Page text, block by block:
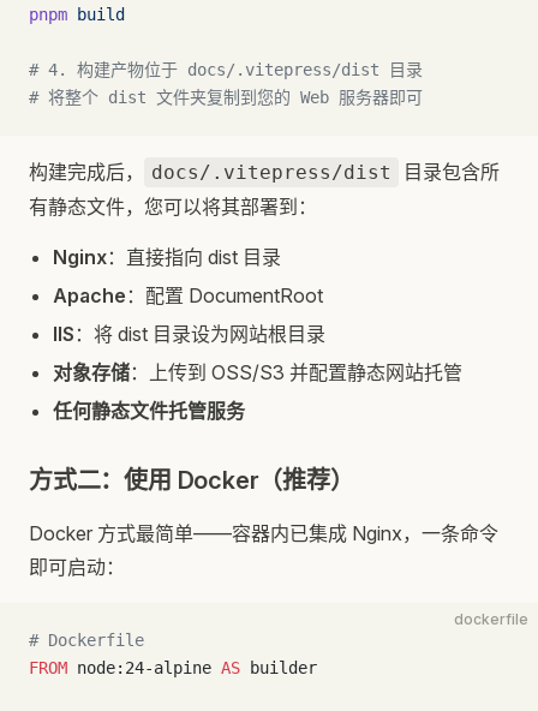
pnpm build
# 4. 构建产物位于 docs/.vitepress/dist 目录
# 将整个 dist 文件夹复制到您的 Web 服务器即可
构建完成后， docs/.vitepress/dist
目录包含所
有静态文件，您可以将其部署到：
Nginx：直接指向 dist 目录
Apache ：配置 DocumentRoot
IIS ：将 dist 目录设为网站根目录
对象存储：上传到 OSS/S3 并配置静态网站托管
任何静态文件托管服务
方式二：使用 Docker（推荐）
Docker 方式最简单——容器内已集成 Nginx，一条命令
即可启动：
dockerfile
# Dockerfile
FROM node:24-alpine AS builder